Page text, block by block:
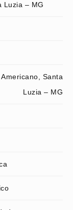
Luzia – MG
Santa
Luzia – MG